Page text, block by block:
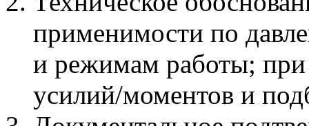
применимости по
и режимам работы; при
усилий/моментов и